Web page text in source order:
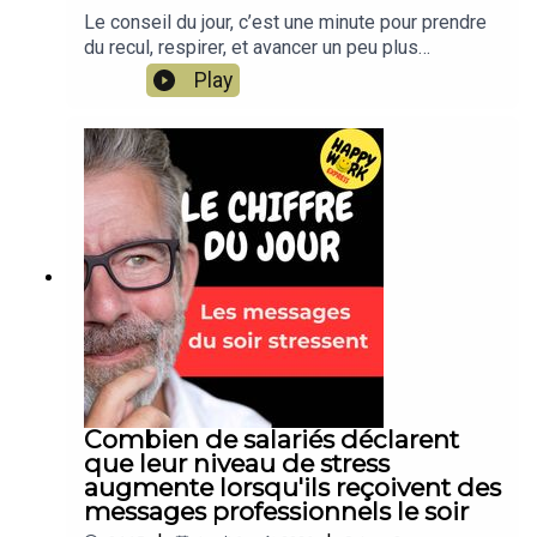
Le conseil du jour, c’est une minute pour prendre
du recul, respirer, et avancer un peu plus
sereinement dans votre travail. Un conseil simple,
concret, applicable dès aujourd’hui. Un format
court de Happy Work, par Gaël Chatelain-
Berry.NOUVEAU : retrouvez moi sur WhatsApp sur
la chaîne Happy Work... pas de spam, c'est gratuit
et il n'y a que du feelgood !!! :
https://whatsapp.com/channel/0029VbBSSbM6B
IEm0yskHH2gEt pour retrouver tous mes
contenus, tests, articles, vidéos :
www.gchatelain.com
Play
Combien de salariés déclarent
que leur niveau de stress
augmente lorsqu'ils reçoivent des
messages professionnels le soir